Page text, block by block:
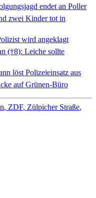
endet an Poller
zwei Kinder tot in
wird angeklagt
(†8): Leiche sollte
löst Polizeieinsatz aus
auf Grünen-Büro
ZDF Zülpicher Straße